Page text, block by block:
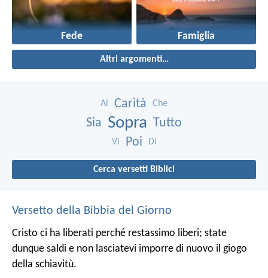
Fede Famiglia
Altri argomenti…
Al Carità Che
Sia Sopra Tutto
Vi Poi Di
Cerca versetti Biblici
Versetto della Bibbia del Giorno
Cristo ci ha liberati perché restassimo liberi; state
dunque saldi e non lasciatevi imporre di nuovo il giogo
della schiavitù.